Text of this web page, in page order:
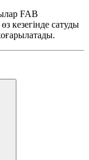
FAB
кезегінде сатуды